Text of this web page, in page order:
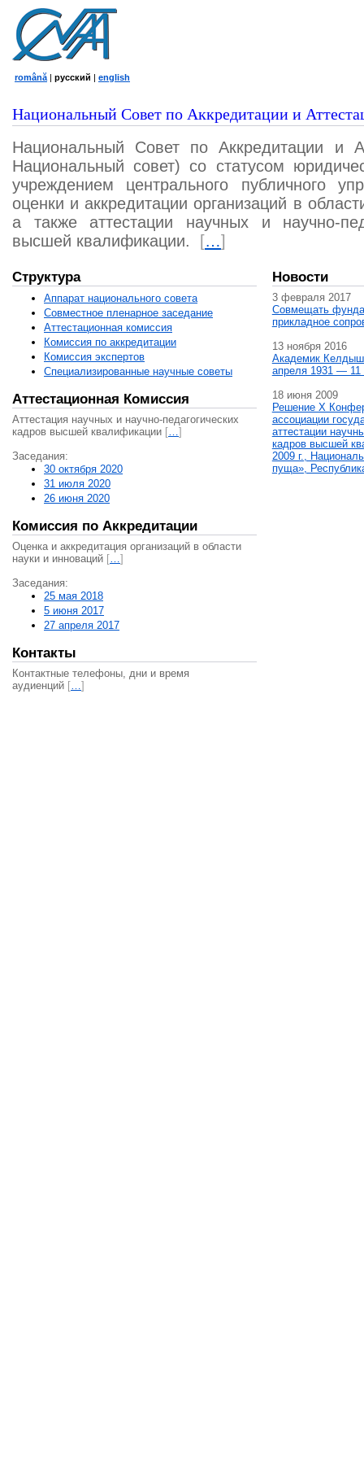
română | русский | english
Национальный Совет по Аккредитации и
Национальный Совет по Аккредитации и
Национальный совет) со статусом
учреждением центрального публичного
оценки и аккредитации организаций в
а также аттестации научных и научно-
высшей квалификации.
[…]
Структура
Аппарат национального совета
Совместное пленарное заседание
Аттестационная комисcия
Комиссия по аккредитации
Комиссия экспертов
Специализированные научные советы
Аттестационная Комиссия
Аттестация научных и научно-педагогических
кадров высшей квалификации […]
Заседания:
30 октября 2020
31 июля 2020
26 июня 2020
Комиссия по Аккредитации
Оценка и аккредитация организаций в области
науки и инноваций […]
Заседания:
25 мая 2018
5 июня 2017
27 апреля 2017
Контакты
Контактные телефоны, дни и время
аудиенций […]
Новости
3 февраля 2017
Совмещать
прикладное
13 ноября 2016
Академик
апреля 1931 — 11
18 июня 2009
Решение X
ассоциации
аттестации
кадров высшей
2009 г.,
пуща»,